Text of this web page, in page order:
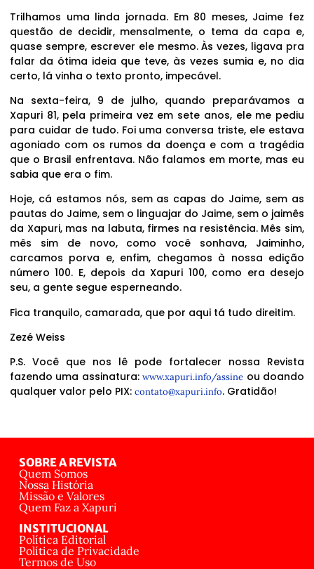
Trilhamos uma linda jornada. Em 80 meses, Jaime fez
questão de decidir, mensalmente, o tema da capa e,
quase sempre, escrever ele mesmo. Às vezes, ligava pra
falar da ótima ideia que teve, às vezes sumia e, no dia
certo, lá vinha o texto pronto, impecável.
Na sexta-feira, 9 de julho, quando preparávamos a
Xapuri 81, pela primeira vez em sete anos, ele me pediu
para cuidar de tudo. Foi uma conversa triste, ele estava
agoniado com os rumos da doença e com a tragédia
que o Brasil enfrentava. Não falamos em morte, mas eu
sabia que era o fim.
Hoje, cá estamos nós, sem as capas do Jaime, sem as
pautas do Jaime, sem o linguajar do Jaime, sem o jaimês
da Xapuri, mas na labuta, firmes na resistência. Mês sim,
mês sim de novo, como você sonhava, Jaiminho,
carcamos porva e, enfim, chegamos à nossa edição
número 100. E, depois da Xapuri 100, como era desejo
seu, a gente segue esperneando.
Fica tranquilo, camarada, que por aqui tá tudo direitim.
Zezé Weiss
P.S. Você que nos lê pode fortalecer nossa Revista
fazendo uma assinatura:www.xapuri.info/assine ou doando
qualquer valor pelo PIX: contato@xapuri.info. Gratidão!
SOBRE A REVISTA
Quem Somos
Nossa História
Missão e Valores
Quem Faz a Xapuri
INSTITUCIONAL
Política Editorial
Política de Privacidade
Termos de Uso